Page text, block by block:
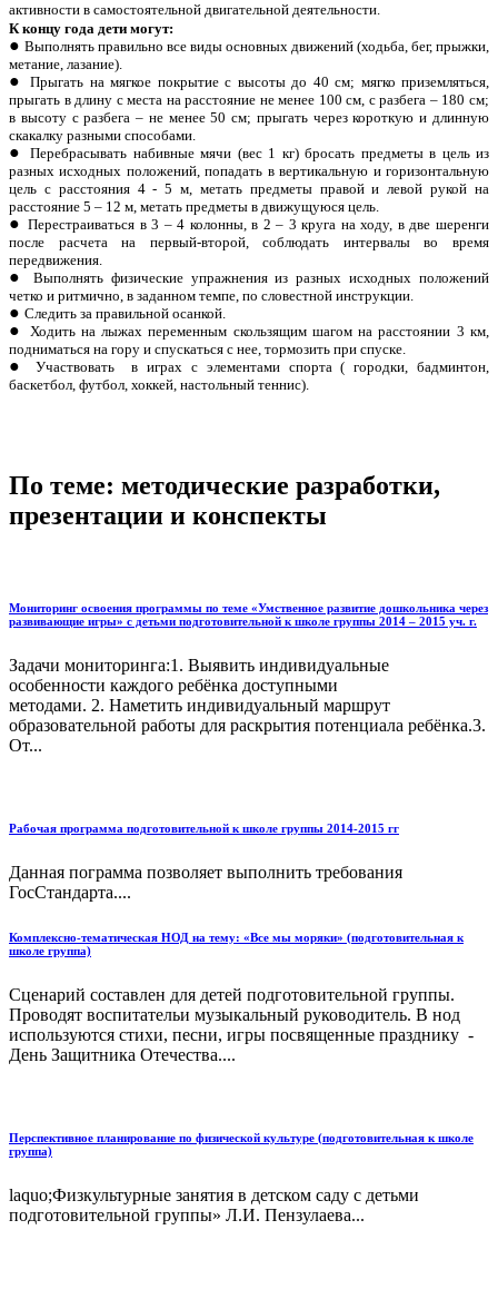
активности в самостоятельной двигательной деятельности.
К концу года дети могут:
Выполнять правильно все виды основных движений (ходьба, бег, прыжки,
метание, лазание).
Прыгать на мягкое покрытие с высоты до 40 см; мягко приземляться,
прыгать в длину с места на расстояние не менее 100 см, с разбега – 180 см;
в высоту с разбега – не менее 50 см; прыгать через короткую и длинную
скакалку разными способами.
Перебрасывать набивные мячи (вес 1 кг) бросать предметы в цель из
разных исходных положений, попадать в вертикальную и горизонтальную
цель с расстояния 4 - 5 м, метать предметы правой и левой рукой на
расстояние 5 – 12 м, метать предметы в движущуюся цель.
Перестраиваться в 3 – 4 колонны, в 2 – 3 круга на ходу, в две шеренги
после расчета на первый-второй, соблюдать интервалы во время
передвижения.
Выполнять физические упражнения из разных исходных положений
четко и ритмично, в заданном темпе, по словестной инструкции.
Следить за правильной осанкой.
Ходить на лыжах переменным скользящим шагом на расстоянии 3 км,
подниматься на гору и спускаться с нее, тормозить при спуске.
Участвовать в играх с элементами спорта ( городки, бадминтон,
баскетбол, футбол, хоккей, настольный теннис).
По теме: методические разработки,
презентации и конспекты
Мониторинг освоения программы по теме «Умственное развитие дошкольника через
развивающие игры» с детьми подготовительной к школе группы 2014 – 2015 уч. г.
Задачи мониторинга:1. Выявить индивидуальные
особенности каждого ребёнка доступными
методами. 2. Наметить индивидуальный маршрут
образовательной работы для раскрытия потенциала ребёнка.3.
От...
Рабочая программа подготовительной к школе группы 2014-2015 гг
Данная пограмма позволяет выполнить требования
ГосСтандарта....
Комплексно-тематическая НОД на тему: «Все мы моряки» (подготовительная к
школе группа)
Сценарий составлен для детей подготовительной группы.
Проводят воспитательи музыкальный руководитель. В нод
используются стихи, песни, игры посвященные празднику -
День Защитника Отечества....
Перспективное планирование по физической культуре (подготовительная к школе
группа)
laquo;Физкультурные занятия в детском саду с детьми
подготовительной группы» Л.И. Пензулаева...